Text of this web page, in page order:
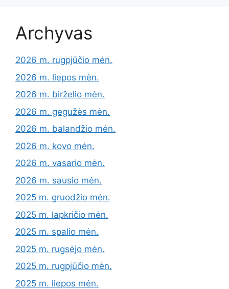
Archyvas
2026 m. rugpjūčio mėn.
2026 m. liepos mėn.
2026 m. birželio mėn.
2026 m. gegužės mėn.
2026 m. balandžio mėn.
2026 m. kovo mėn.
2026 m. vasario mėn.
2026 m. sausio mėn.
2025 m. gruodžio mėn.
2025 m. lapkričio mėn.
2025 m. spalio mėn.
2025 m. rugsėjo mėn.
2025 m. rugpjūčio mėn.
2025 m. liepos mėn.